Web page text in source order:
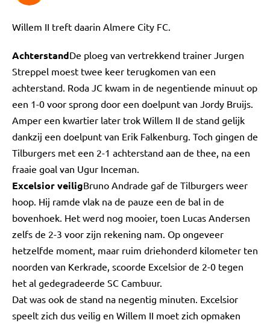
Willem II treft daarin Almere City FC.
AchterstandDe ploeg van vertrekkend trainer Jurgen
Streppel moest twee keer terugkomen van een
achterstand. Roda JC kwam in de negentiende minuut op
een 1-0 voor sprong door een doelpunt van Jordy Bruijs.
Amper een kwartier later trok Willem II de stand gelijk
dankzij een doelpunt van Erik Falkenburg. Toch gingen de
Tilburgers met een 2-1 achterstand aan de thee, na een
fraaie goal van Ugur Inceman.
Excelsior veiligBruno Andrade gaf de Tilburgers weer
hoop. Hij ramde vlak na de pauze een de bal in de
bovenhoek. Het werd nog mooier, toen Lucas Andersen
zelfs de 2-3 voor zijn rekening nam. Op ongeveer
hetzelfde moment, maar ruim driehonderd kilometer ten
noorden van Kerkrade, scoorde Excelsior de 2-0 tegen
het al gedegradeerde SC Cambuur.
Dat was ook de stand na negentig minuten. Excelsior
speelt zich dus veilig en Willem II moet zich opmaken